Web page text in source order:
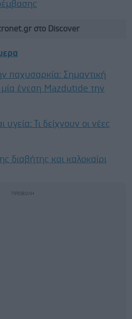
στο Discover
παχυσαρκία: Σημαντική
ένεση Mazdutide την
υγεία: Τι δείχνουν οι νέες
διαβήτης και καλοκαίρι